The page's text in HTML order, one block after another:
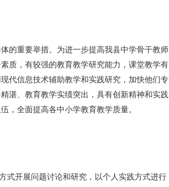
重要举措。为进一步提高我县中学骨干教师
质，有较强的教育教学研究能力，课堂教学有
代信息技术辅助教学和实践研究，加快他们专
湛、教育教学实绩突出，具有创新精神和实践
，全面提高各中小学教育教学质量。
开展问题讨论和研究，以个人实践方式进行